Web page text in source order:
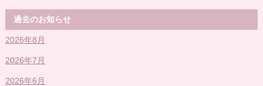
過去のお知らせ
2026年8月
2026年7月
2026年6月